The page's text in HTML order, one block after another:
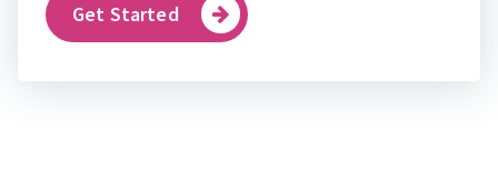
Get Started